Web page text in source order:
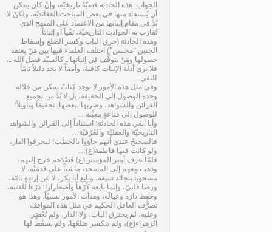
الجواب: هذه الحادثة قضيّةٌ تاريخيّة، وإنْ كان يمكن
أن يُستفاد منها في بعض المباحث العقائديّة، ولكنْ لا
بُدَّ في مقام إثباتها من الاعتماد على المنهج الذي
تُقارَب به الحوادث التاريخيّة، نَفْياً أو إثباتاً.
وهذه الحادثة (حرق الباب وكسر الضلع وإسقاط
الجنين “محسن”) اختلف العلماء فيها بين مَنْ يعتقد
حصولها ومَنْ يتوقَّف في إثباتها ـ كالسيّد فضل الله ـ،
فلا يرى أدلّة الإثبات كافيةً، وأيضاً لا يجد دليلاً تامّاً
للنفي…
وفي مثل هذه الأمور لا يوجد كتابٌ يمكن من خلاله
وحده الوصول إلى الحقيقة، بل لا بُدَّ من تجميع
القرائن والشواهد، وضربها ببعضها، تحقيقاً وتأويلاً؛
للوصول إلى قناعةٍ معيَّنة…
وأنا أنفي هذه الحادثة؛ استناداً إلى القرائن والشواهد
التاريخيّة والعقليّة والعُرْفيّة…
فالصحيحُ عندي أنهم جاؤوا بالحَطَب؛ ليحرقوا الدار،
ولو كانت فيها فاطمة(ع)…
فلمّا عرف أمير المؤمنين(ع) قَصْدَهم خرج إليهم،
وذهب معهم إلى المسجد، ماشياً على قدمَيْه، لا
مسحوباً بنجائد سيفه، وبايع أبا بكر، لا عن إرادةٍ تامّة،
ورضا قلبيّ، وإنما بايعه كُرْهاً واضطراراً؛ دَرْءاً للفتنة،
وحَفِظ دارَه وعيالَه، وهدأت الأمور نسبيّاً. وهذا هو
تصرُّف العاقل الحكيم في مثل هذه المواقف.
وعليه، لم يحترق الباب، ولا الدار، ولم تُعْصَر
الزهراء(ع)، ولم ينكسر ضلعُها، ولم يسقُطْ لها